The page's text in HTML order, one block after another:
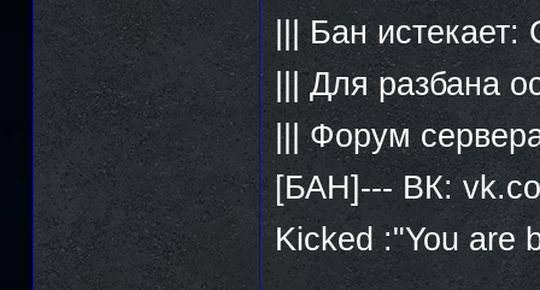
||| Бан истекает:
||| Для разбана
||| Форум
[БАН]--- ВК:
Kicked :"You are